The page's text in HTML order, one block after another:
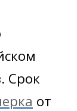
Срок
от